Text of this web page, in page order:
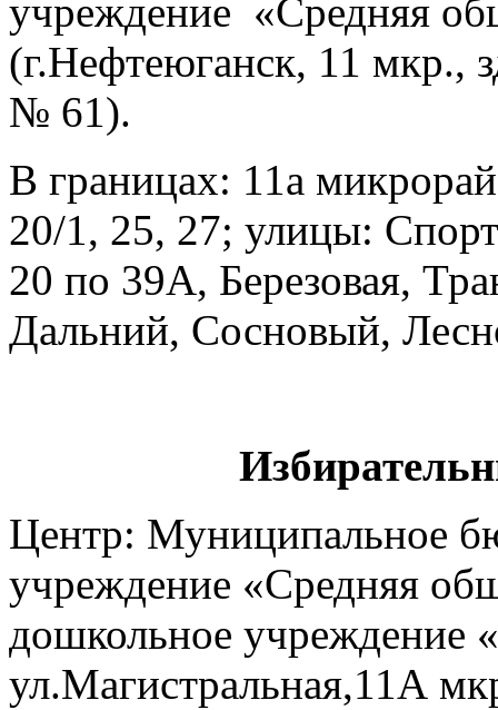
учреждение «Средняя
(г.Нефтеюганск, 11 мкр.,
№ 61).
В границах: 11а
20/1, 25, 27; улицы:
20 по 39А, Березовая,
Дальний, Сосновый,
Центр: Муниципальное
учреждение «Средняя
дошкольное учреждение
ул.Магистральная,11А